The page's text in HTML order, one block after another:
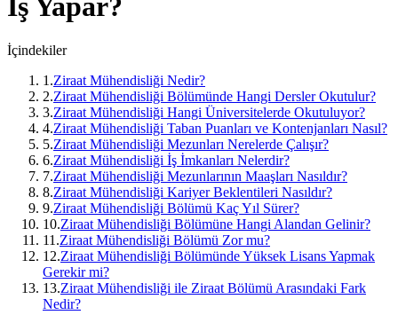
İçindekiler
1 .Ziraat Mühendisliği Nedir?
2.Ziraat Mühendisliği Bölümünde Hangi Dersler Okutulur?
3.Ziraat Mühendisliği Hangi Üniversitelerde Okutuluyor?
4.Ziraat Mühendisliği Taban Puanları ve Kontenjanları Nasıl?
5.Ziraat Mühendisliği Mezunları Nerelerde Çalışır?
6.Ziraat Mühendisliği İş İmkanları Nelerdir?
7.Ziraat Mühendisliği Mezunlarının Maaşları Nasıldır?
8.Ziraat Mühendisliği Kariyer Beklentileri Nasıldır?
9.Ziraat Mühendisliği Bölümü Kaç Yıl Sürer?
10.Ziraat Mühendisliği Bölümüne Hangi Alandan Gelinir?
11 .Ziraat Mühendisliği Bölümü Zor mu?
12.Ziraat Mühendisliği Bölümünde Yüksek Lisans Yapmak
Gerekir mi?
13.Ziraat Mühendisliği ile Ziraat Bölümü Arasındaki Fark
Nedir?